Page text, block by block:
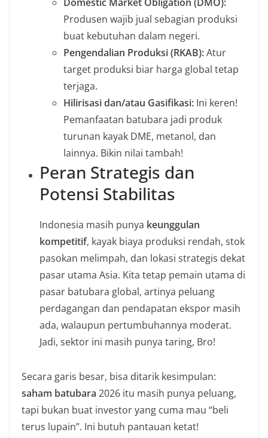
Produsen wajib jual sebagian produksi
buat kebutuhan dalam negeri.
Pengendalian Produksi (RKAB):Atur
target produksi biar harga global tetap
terjaga.
Hilirisasi dan/atau Gasifikasi: Ini keren!
Pemanfaatan batubara jadi produk
turunan kayak DME, metanol, dan
lainnya. Bikin nilai tambah!
Peran Strategis dan
Potensi Stabilitas
Indonesia masih punya keunggulan
kompetitif, kayak biaya produksi rendah, stok
pasokan melimpah, dan lokasi strategis dekat
pasar utama Asia. Kita tetap pemain utama di
pasar batubara global, artinya peluang
perdagangan dan pendapatan ekspor masih
ada, walaupun pertumbuhannya moderat.
Jadi, sektor ini masih punya taring, Bro!
Secara garis besar, bisa ditarik kesimpulan:
saham batubara 2026 itu masih punya peluang,
tapi bukan buat investor yang cuma mau “beli
terus lupain”. Ini butuh pantauan ketat!